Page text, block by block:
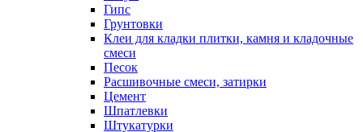
Гипс
Грунтовки
Клеи для кладки плитки, камня и кладочные
смеси
Песок
Расшивочные смеси, затирки
Цемент
Шпатлевки
Штукатурки